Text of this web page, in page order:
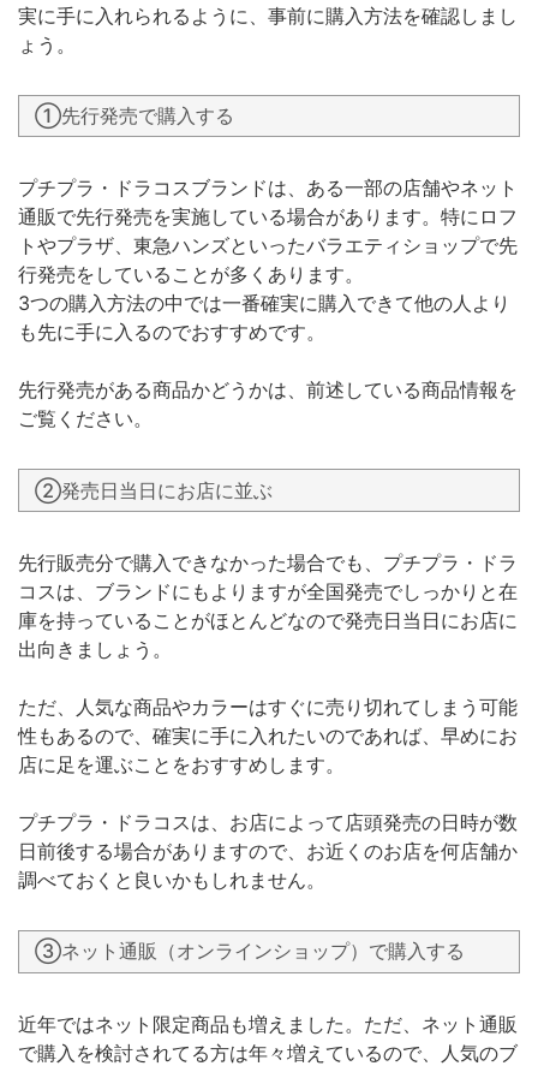
実に手に入れられるように、事前に購入方法を確認しまし
ょう。
①先行発売で購入する
プチプラ・ドラコスブランドは、ある一部の店舗やネット
通販で先行発売を実施している場合があります。特にロフ
トやプラザ、東急ハンズといったバラエティショップで先
行発売をしていることが多くあります。
3つの購入方法の中では一番確実に購入できて他の人より
も先に手に入るのでおすすめです。
先行発売がある商品かどうかは、前述している商品情報を
ご覧ください。
②発売日当日にお店に並ぶ
先行販売分で購入できなかった場合でも、プチプラ・ドラ
コスは、ブランドにもよりますが全国発売でしっかりと在
庫を持っていることがほとんどなので発売日当日にお店に
出向きましょう。
ただ、人気な商品やカラーはすぐに売り切れてしまう可能
性もあるので、確実に手に入れたいのであれば、早めにお
店に足を運ぶことをおすすめします。
プチプラ・ドラコスは、お店によって店頭発売の日時が数
日前後する場合がありますので、お近くのお店を何店舗か
調べておくと良いかもしれません。
③ネット通販（オンラインショップ）で購入する
近年ではネット限定商品も増えました。ただ、ネット通販
で購入を検討されてる方は年々増えているので、人気のブ